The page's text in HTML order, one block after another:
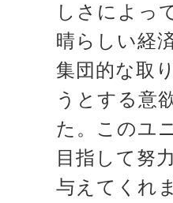
しさによっ
晴らしい経
集団的な取
うとする意
た。このユ
目指して努
与えてくれ